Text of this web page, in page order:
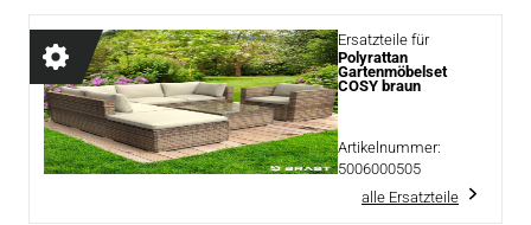
Ersatzteile für
Polyrattan
Gartenmöbelset
COSY braun
Artikelnummer:
5006000505
alle Ersatzteile